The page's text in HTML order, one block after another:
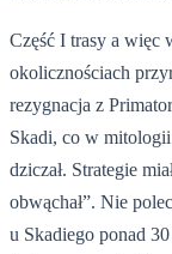
Część I trasy a więc
okolicznościach
rezygnacja z
Skadi, co w
dziczał. Strategie
obwąchał”. Nie
u Skadiego ponad